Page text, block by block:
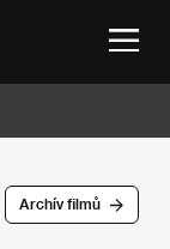
Archív filmů